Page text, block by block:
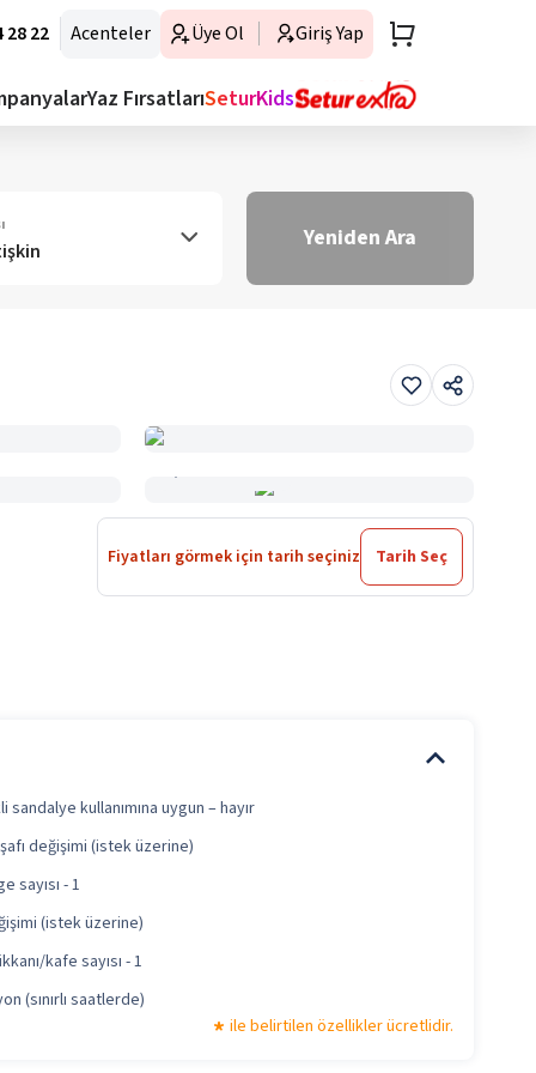
28 22 Acenteler Üye Ol Giriş Yap
Yaz FırsatlarıSeturKids
Yeniden Ara
Fiyatları görmek için tarih seçiniz Tarih Seç
sandalye kullanımına uygun – hayır
değişimi (istek üzerine)
sayısı - 1
(istek üzerine)
kafe sayısı - 1
(sınırlı saatlerde)
ile belirtilen özellikler ücretlidir.